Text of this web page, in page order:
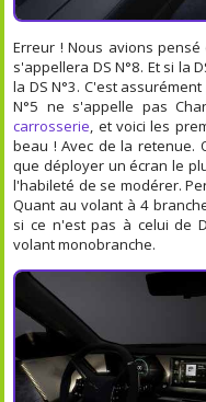
Erreur ! Nous avions
s'appellera DS N°8. Et si la
la DS N°3. C'est
N°5 ne s'appelle pas
carrosserie, et voici les
beau ! Avec de la retenue.
que déployer un écran le
l'habileté de se modérer.
Quant au volant à 4
si ce n'est pas à celui de
volant monobranche.